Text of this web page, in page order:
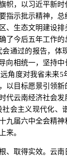
，以习近平新时
指示批示精神，
生态文明建设排
今后五年工作的
通过的报告，体
向相统一，坚持
角度对我省未来
以目标愿景引领
代云南经济社会
会主义现代化、
九届六中全会精
来。
取得实效。云南